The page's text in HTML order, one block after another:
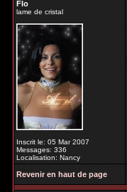
Flo
lame de cristal
Inscrit le: 05 Mar 2007
Messages: 336
Localisation: Nancy
Revenir en haut de page